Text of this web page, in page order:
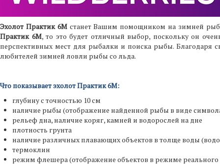
Эхолот Практик 6Мстанет Вашим помощником на зимней
Практик 6М, то это будет отличный выбор, поскольку он
перспективных мест для рыбалки и поиска рыбы. Благодаря
любителей зимней ловли рыбы со льда.
Что показывает эхолот Практик 6М:
глубину с точностью 10 см
наличие рыбы (отображение найденной рыбы в виде
рельеф дна, наличие коряг, камней и водорослей на дне
плотность грунта
наличие различных плавающих объектов в толще воды
термоклин
режим флешера (отображение объектов в режиме